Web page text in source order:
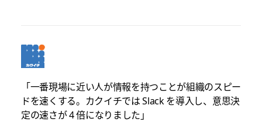
「一番現場に近い人が情報を持つことが組織のスピー
ドを速くする。カクイチでは Slack を導入し、意思決
定の速さが 4 倍になりました」